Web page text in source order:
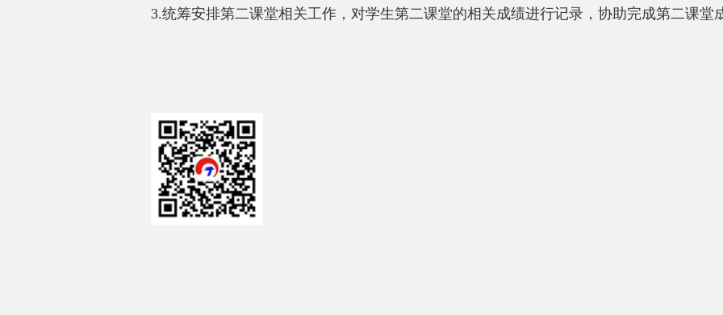
3.统筹安排第二课堂相关工作，对学生第二课堂的相关成绩进行记录，协助完成第二课堂